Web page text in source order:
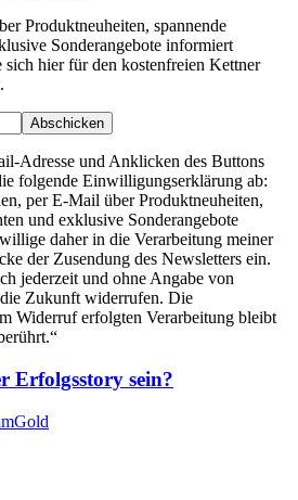
Produktneuheiten, spannende
Sonderangebote informiert
sich hier für den kostenfreien Kettner
Abschicken
Adresse und Anklicken des Buttons
folgende Einwilligungserklärung ab:
per E-Mail über Produktneuheiten,
und exklusive Sonderangebote
daher in die Verarbeitung meiner
der Zusendung des Newsletters ein.
jederzeit und ohne Angabe von
Zukunft widerrufen. Die
Widerruf erfolgten Verarbeitung bleibt
Erfolgsstory sein?